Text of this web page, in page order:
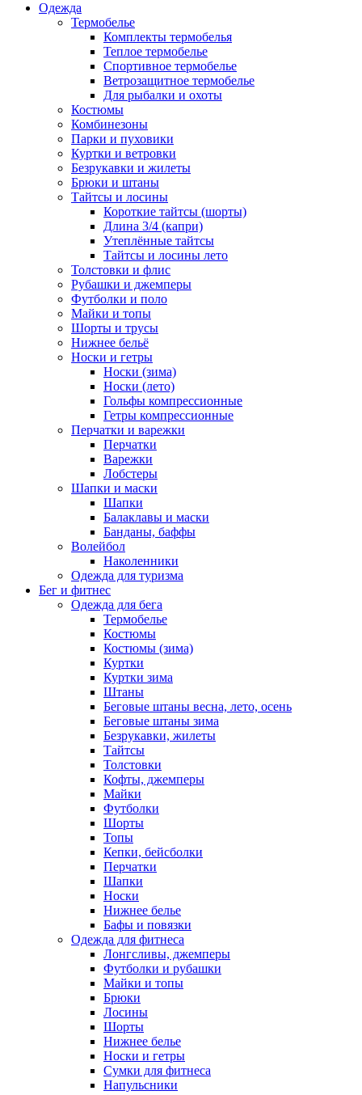
Одежда
Термобелье
Комплекты термобелья
Теплое термобелье
Спортивное термобелье
Ветрозащитное термобелье
Для рыбалки и охоты
Костюмы
Комбинезоны
Парки и пуховики
Куртки и ветровки
Безрукавки и жилеты
Брюки и штаны
Тайтсы и лосины
Короткие тайтсы (шорты)
Длина 3/4 (капри)
Утеплённые тайтсы
Тайтсы и лосины лето
Толстовки и флис
Рубашки и джемперы
Футболки и поло
Майки и топы
Шорты и трусы
Нижнее бельё
Носки и гетры
Носки (зима)
Носки (лето)
Гольфы компрессионные
Гетры компрессионные
Перчатки и варежки
Перчатки
Варежки
Лобстеры
Шапки и маски
Шапки
Балаклавы и маски
Банданы, баффы
Волейбол
Наколенники
Одежда для туризма
Бег и фитнес
Одежда для бега
Термобелье
Костюмы
Костюмы (зима)
Куртки
Куртки зима
Штаны
Беговые штаны весна, лето, осень
Беговые штаны зима
Безрукавки, жилеты
Тайтсы
Толстовки
Кофты, джемперы
Майки
Футболки
Шорты
Топы
Кепки, бейсболки
Перчатки
Шапки
Носки
Нижнее белье
Бафы и повязки
Одежда для фитнеса
Лонгсливы, джемперы
Футболки и рубашки
Майки и топы
Брюки
Лосины
Шорты
Нижнее белье
Носки и гетры
Сумки для фитнеса
Напульсники